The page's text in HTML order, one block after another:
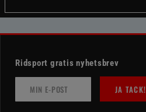
Ridsport gratis nyhetsbrev
JA TACK!